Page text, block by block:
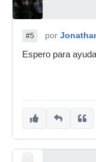
#5 por
Espero para